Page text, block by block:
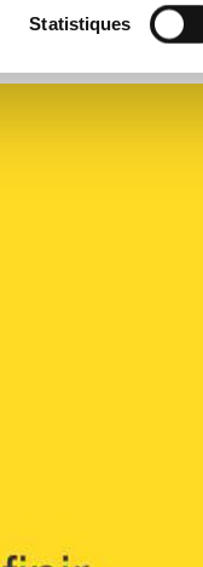
Statistiques